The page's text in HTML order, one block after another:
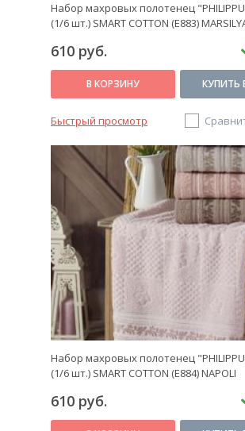
Набор махровых полотенец
(1/6 шт.) SMART COTTON (E883)
610 руб.
В КОРЗИНУ КУПИТЬ
Быстрый просмотр
Набор махровых полотенец
(1/6 шт.) SMART COTTON (E884) NAPOLI
610 руб.